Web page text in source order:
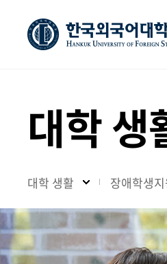
대학 생
대학 생활 장애학생지